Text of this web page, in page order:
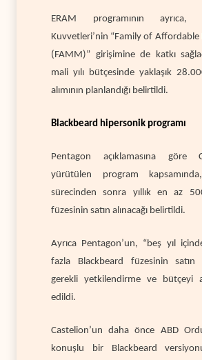
ERAM programının
Kuvvetleri’nin “Family of Affordable
(FAMM)” girişimine de katkı
mali yılı bütçesinde yaklaşık
alımının planlandığı belirtildi.
Blackbeard hipersonik programı
Pentagon açıklamasına göre
yürütülen program
sürecinden sonra yıllık en az
füzesinin satın alınacağı belirtildi.
Ayrıca Pentagon’un, “beş yıl
fazla Blackbeard füzesinin satın
gerekli yetkilendirme ve bütçeyi
edildi.
Castelion’un daha önce ABD
konuşlu bir Blackbeard